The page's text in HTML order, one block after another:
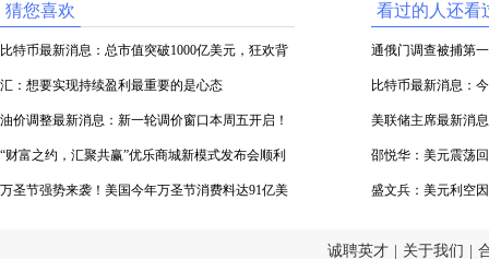
猜您喜欢
比特币最新消息：总市值突破1000亿美元，狂欢背
后危机四伏
汇：想要实现持续盈利最重要的是心态
油价调整最新消息：新一轮调价窗口本周五开启！
油价调整对股市有哪些影响？
“财富之约，汇聚共赢”优乐商城新模式发布会顺利
召开
万圣节强势来袭！美国今年万圣节消费料达91亿美
看过的人还看
通俄门调查被捕第
陷害
比特币最新消息：
滑铁卢
美联储主席最新消
元涨势已接近极限？
邵悦华：美元震荡
盛文兵：美元利空
诚聘英才 关于我们